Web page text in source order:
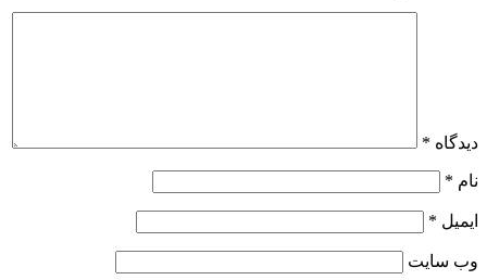
دیدگاه *
نام *
ایمیل *
وب‌ سایت